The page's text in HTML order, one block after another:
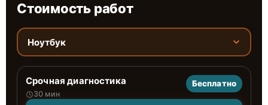
Стоимость работ
Ноутбук
Срочная диагностика
30 мин
Бесплатно